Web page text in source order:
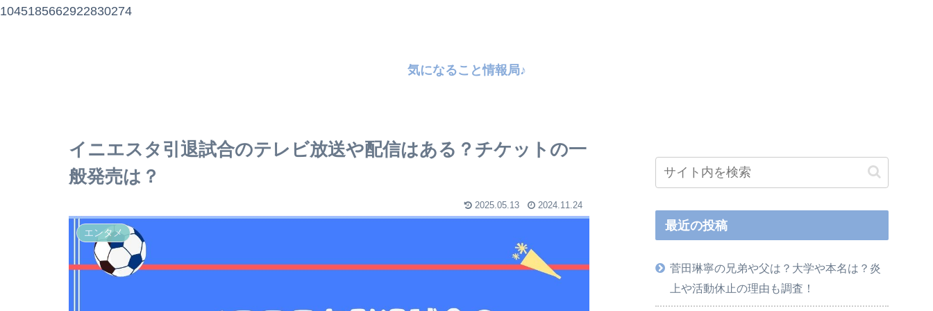
1045185662922830274
気になること情報局♪
イニエスタ引退試合のテレビ放送や配信はある？チケットの一
般発売は？
2025.05.13 2024.11.24
エンタメ
最近の投稿
菅田琳寧の兄弟や父は？大学や本名は？炎
上や活動休止の理由も調査！